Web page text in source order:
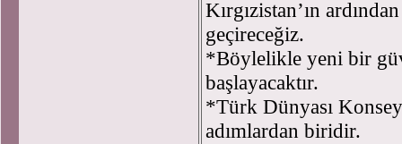
Kırgızistan’ın
geçireceğiz.
*Böylelikle yeni bir
başlayacaktır.
*Türk Dünyası
adımlardan biridir.